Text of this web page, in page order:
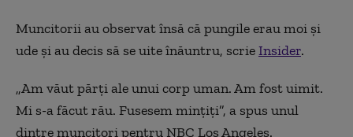
Muncitorii au observat însă că pungile erau moi și
ude și au decis să se uite înăuntru, scrieInsider.
„Am văut părți ale unui corp uman. Am fost uimit.
Mi s-a făcut rău. Fusesem mințiți”, a spus unul
dintre muncitori pentru NBC Los Angeles.